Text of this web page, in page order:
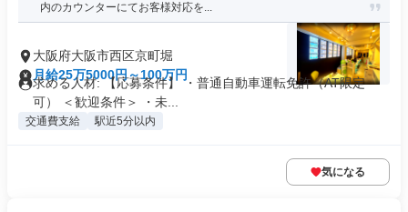
内のカウンターにてお客様対応を...
大阪府大阪市西区京町堀
月給25万5000円～100万円
求める人材: 【応募条件】 ・普通自動車運転免許（AT限定
可） ＜歓迎条件＞ ・未...
交通費支給 駅近5分以内
気になる